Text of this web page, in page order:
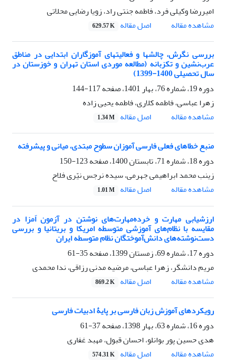
امیررضا وکیلی فرد، فاطمه جنتی راد، زویا رضایی محلاتی
مشاهده مقاله
اصل مقاله 629.57 K
بررسی نگرش، چالشها و فعالیتهای آموزگاران ابتدایی در مناطق
عرب‌نشین و تکزبانه (مطالعه موردی استان تهران و خوزستان در
سال تحصیلی 1400-1399)
دوره 19، شماره 76، بهار 1401، صفحه
117-144
زهرا عباسی، فاطمه کلاری، فاطمه یحیی زاده
مشاهده مقاله
اصل مقاله 1.34 M
منبع خطاهای فعلی فارسی ‌آموزان سطوح مبتدی، میانی و پیشرفته
دوره 18، شماره 71، تابستان 1400، صفحه
123-150
زینب محمد ابراهیمی جهرمی، سیده نرجس نیّری فلاح
مشاهده مقاله
اصل مقاله 1.01 M
ارزشیابی مهارت و خرده‌مهارت‌های نوشتن در آزمون اَمزا در
مقایسه با نظام‌ها‌ی آموزشی متوسطه امریکا و بریتانیا‌ ‌و بررسی
دست‌نوشته‌های دانش‌آموختگان نظام متوسطه ایران
دوره 17، شماره 69، زمستان 1399، صفحه
35-61
مریم دانشگر، زهرا عباسی، مرضیه مدنی رزاقی، ندا محمدی
مشاهده مقاله
اصل مقاله 869.2 K
رویکردهای آموزش زبان فارسی بر پایۀ ادبیات فارسی
دوره 16، شماره 63، بهار 1398، صفحه
37-61
هدی حسین پور بوانلو، احسان قبول، مهبد غفاری
مشاهده مقاله
اصل مقاله 574.31 K